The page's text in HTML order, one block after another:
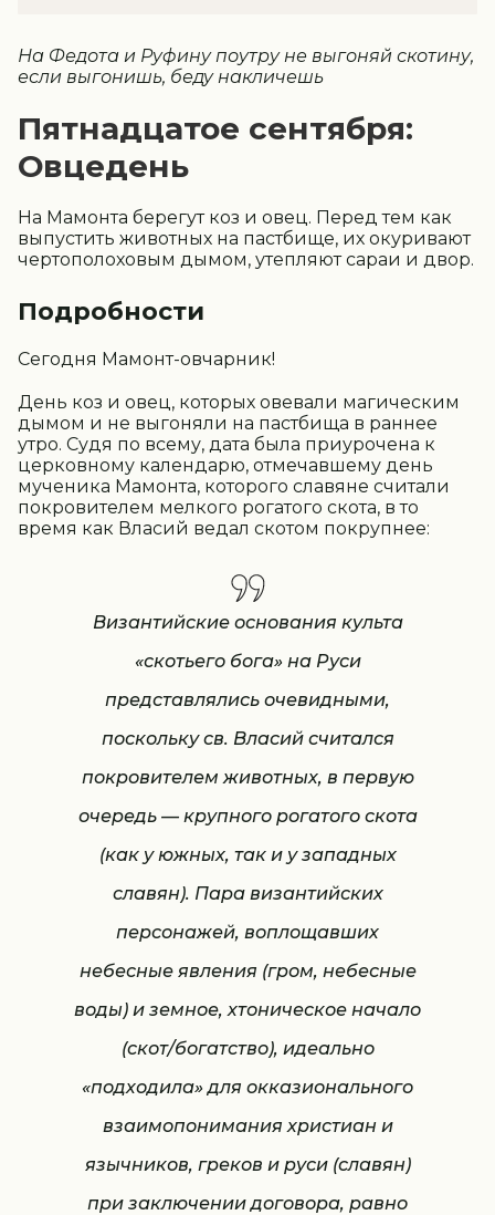
На Федота и Руфину поутру не выгоняй скотину,
если выгонишь, беду накличешь
Пятнадцатое сентября:
Овцедень
На Мамонта берегут коз и овец. Перед тем как
выпустить животных на пастбище, их окуривают
чертополоховым дымом, утепляют сараи и двор.
Подробности
Сегодня Мамонт-овчарник!
День коз и овец, которых овевали магическим
дымом и не выгоняли на пастбища в раннее
утро. Судя по всему, дата была приурочена к
церковному календарю, отмечавшему день
мученика Мамонта, которого славяне считали
покровителем мелкого рогатого скота, в то
время как Власий ведал скотом покрупнее:
Византийские основания культа
«скотьего бога» на Руси
представлялись очевидными,
поскольку св. Власий считался
покровителем животных, в первую
очередь — крупного рогатого скота
(как у южных, так и у западных
славян). Пара византийских
персонажей, воплощавших
небесные явления (гром, небесные
воды) и земное, хтоническое начало
(скот/богатство), идеально
«подходила» для окказионального
взаимопонимания христиан и
язычников, греков и руси (славян)
при заключении договора, равно